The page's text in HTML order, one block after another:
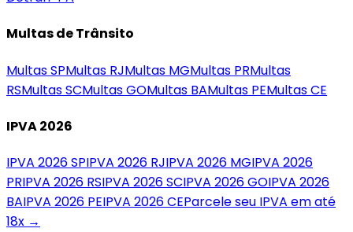
Multas de Trânsito
MultasSPMultas RJMultas MGMultas PRMultas
RSMultasSCMultasGOMultas BAMultas PEMultasCE
IPVA 2026
IPVA 2026SPIPVA 2026 RJIPVA 2026 MGIPVA 2026
PRIPVA 2026 RSIPVA 2026SCIPVA 2026GOIPVA 2026
BAIPVA 2026 PEIPVA 2026CEParcele seu IPVA em até
18x →